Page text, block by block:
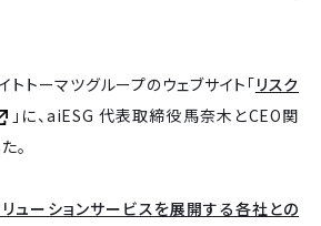
トーマツグループのウェブサイト「リスク
」に、aiESG 代表取締役馬奈木とCEO関
。
ューションサービスを展開する各社との